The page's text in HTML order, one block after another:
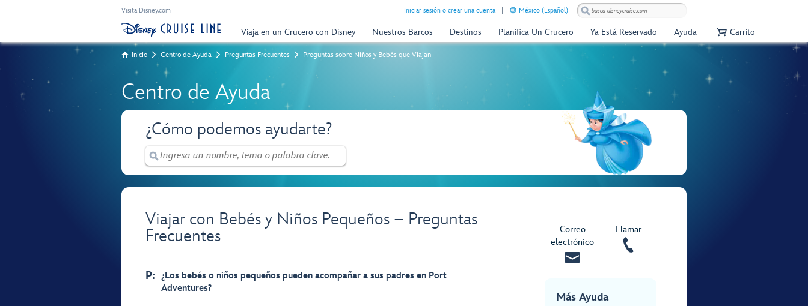
Visita Disney.com Iniciar sesión o crear una cuenta México (Español)
Viaja en un Crucero con Disney Nuestros Barcos Destinos Planifica Un Crucero Ya Está Reservado Ayuda Carrito
Inicio Centro de Ayuda Preguntas Frecuentes Preguntas sobre Niños y Bebés que Viajan
Centro de Ayuda
¿Cómo podemos ayudarte?
Viajar con Bebés y Niños Pequeños – Preguntas
Frecuentes
P: ¿Los bebés o niños pequeños pueden acompañar a sus padres en Port
Adventures?
Correo
electrónico
Llamar
Más Ayuda